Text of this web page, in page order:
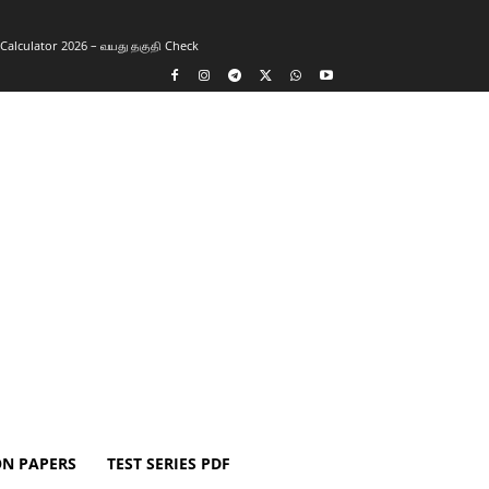
2026 – வயது தகுதி Check
PAPERS TEST SERIES PDF